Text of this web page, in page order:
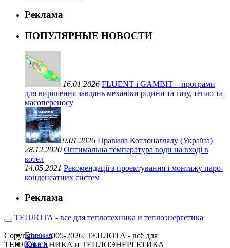
Реклама
ПОПУЛЯРНЫЕ НОВОСТИ
16.01.2026 FLUENT і GAMBIT – програми
для вирішення завдань механіки рідини та газу, тепло та
масопереносу
9.01.2026 Правила Котлонагляду (Україна)
28.12.2020 Оптимальна температура води на вході в
котел
14.05.2021 Рекомендації з проектування і монтажу паро-
конденсатних систем
Реклама
ТЕПЛОТА - все для теплотехника и теплоэнергетика
Главная
Книги
Copyright © 2005-2026. ТЕПЛОТА - всё для
ТЕПЛОТЕХНИКА и ТЕПЛОЭНЕРГЕТИКА